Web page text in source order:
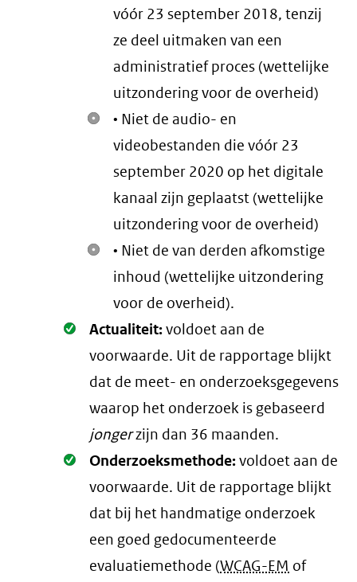
vóór 23 september 2018, tenzij
ze deel uitmaken van een
administratief proces (wettelijke
uitzondering voor de overheid)
• Niet de audio- en
videobestanden die vóór 23
september 2020 op het digitale
kanaal zijn geplaatst (wettelijke
uitzondering voor de overheid)
• Niet de van derden afkomstige
inhoud (wettelijke uitzondering
voor de overheid).
Oké.
Actualiteit:voldoet aan de
voorwaarde. Uit de rapportage blijkt
dat de meet- en onderzoeksgegevens
waarop het onderzoek is gebaseerd
jongerzijn dan 36 maanden.
Oké.
Onderzoeksmethode:voldoet aan de
voorwaarde. Uit de rapportage blijkt
dat bij het handmatige onderzoek
een goed gedocumenteerde
evaluatiemethode (WCAG-EM of